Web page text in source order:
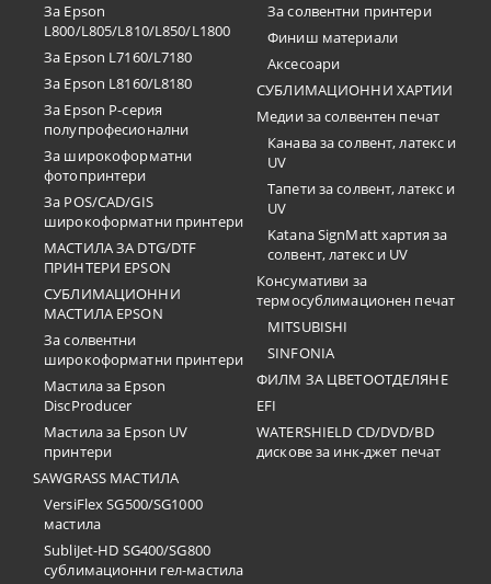
За Epson
L800/L805/L810/L850/L1800
За Epson L7160/L7180
За Epson L8160/L8180
За Epson P-серия
полупрофесионални
За широкоформатни
фотопринтери
За POS/CAD/GIS
широкоформатни принтери
МАСТИЛА ЗА DTG/DTF
ПРИНТЕРИ EPSON
СУБЛИМАЦИОННИ
МАСТИЛА EPSON
За солвентни
широкоформатни принтери
Мастила за Epson
DiscProducer
Мастила за Epson UV
принтери
SAWGRASS МАСТИЛА
VersiFlex SG500/SG1000
мастила
SubliJet-HD SG400/SG800
сублимационни гел-мастила
За солвентни принтери
Финиш материали
Аксесоари
СУБЛИМАЦИОННИ ХАРТИИ
Медии за солвентен печат
Канава за солвент, латекс и
UV
Тапети за солвент, латекс и
UV
Katana SignMatt хартия за
солвент, латекс и UV
Консумативи за
термосублимационен печат
MITSUBISHI
SINFONIA
ФИЛМ ЗА ЦВЕТООТДЕЛЯНЕ
EFI
WATERSHIELD CD/DVD/BD
дискове за инк-джет печат